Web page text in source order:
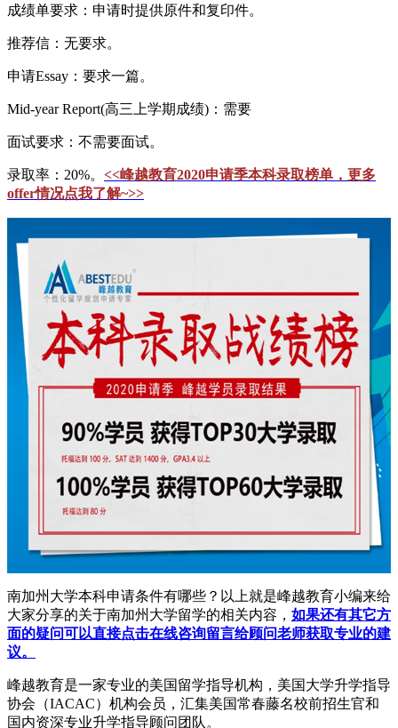
成绩单要求：申请时提供原件和复印件。
推荐信：无要求。
申请Essay：要求一篇。
Mid-year Report(高三上学期成绩)：需要
面试要求：不需要面试。
录取率：20%。 <<峰越教育2020申请季本科录取榜单，更多
offer情况点我了解~>>
南加州大学本科申请条件有哪些？以上就是峰越教育小编来给
大家分享的关于南加州大学留学的相关内容， 如果还有其它方
面的疑问可以直接点击在线咨询留言给顾问老师获取专业的建
议。
峰越教育是一家专业的美国留学指导机构，美国大学升学指导
协会（IACAC）机构会员，汇集美国常春藤名校前招生官和
国内资深专业升学指导顾问团队。